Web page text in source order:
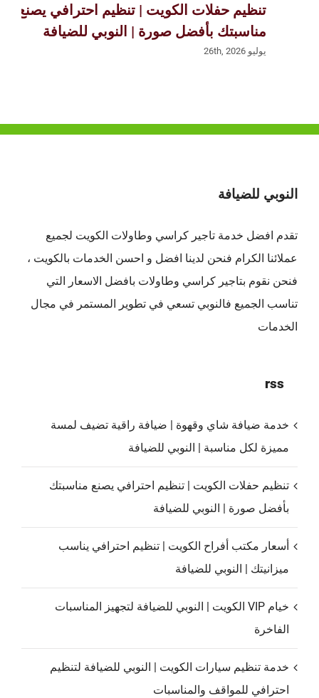
تنظيم حفلات الكويت | تنظيم احترافي يصنع
مناسبتك بأفضل صورة | النوبي للضيافة
يوليو 26th, 2026
النوبي للضيافة
تقدم افضل خدمة تاجير كراسي وطاولات الكويت لجميع
عملائنا الكرام فنحن لدينا افضل و احسن الخدمات بالكويت ،
فنحن نقوم بتاجير كراسي وطاولات بافضل الاسعار التي
تناسب الجميع فالنوبي تسعي في تطوير المستمر في مجال
الخدمات
rss
خدمة ضيافة شاي وقهوة | ضيافة راقية تضيف لمسة
مميزة لكل مناسبة | النوبي للضيافة
تنظيم حفلات الكويت | تنظيم احترافي يصنع مناسبتك
بأفضل صورة | النوبي للضيافة
أسعار مكتب أفراح الكويت | تنظيم احترافي يناسب
ميزانيتك | النوبي للضيافة
خيام VIP الكويت | النوبي للضيافة لتجهيز المناسبات
الفاخرة
خدمة تنظيم سيارات الكويت | النوبي للضيافة لتنظيم
احترافي للمواقف والمناسبات